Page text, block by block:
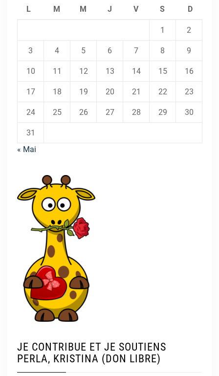
L M M J V S D
1 2
3 4 5 6 7 8 9
10 11 12 13 14 15 16
17 18 19 20 21 22 23
24 25 26 27 28 29 30
31
« Mai
JE CONTRIBUE ET JE SOUTIENS
PERLA, KRISTINA (DON LIBRE)